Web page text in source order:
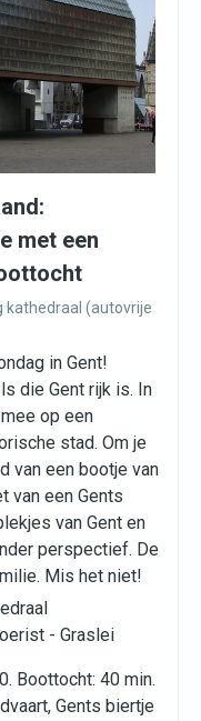
met een
kathedraal (autovrije
in Gent!
die Gent rijk is. In
op een
stad. Om je
van een bootje van
van een Gents
van Gent en
perspectief. De
Mis het niet!
- Graslei
Boottocht: 40 min.
Gents biertje